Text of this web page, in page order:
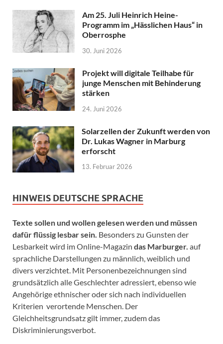
Am 25. Juli Heinrich Heine-
Programm im „Hässlichen Haus“ in
Oberrosphe
30. Juni 2026
Projekt will digitale Teilhabe für
junge Menschen mit Behinderung
stärken
24. Juni 2026
Solarzellen der Zukunft werden von
Dr. Lukas Wagner in Marburg
erforscht
13. Februar 2026
HINWEIS DEUTSCHE SPRACHE
Texte sollen und wollen gelesen werden und müssen
dafür flüssig lesbar sein. Besonders zu Gunsten der
Lesbarkeit wird im Online-Magazin das Marburger. auf
sprachliche Darstellungen zu männlich, weiblich und
divers verzichtet. Mit Personenbezeichnungen sind
grundsätzlich alle Geschlechter adressiert, ebenso wie
Angehörige ethnischer oder sich nach individuellen
Kriterien verortende Menschen. Der
Gleichheitsgrundsatz gilt immer, zudem das
Diskriminierungsverbot.